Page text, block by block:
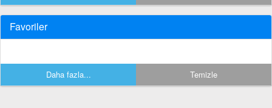
Favoriler
Daha fazla... Temizle